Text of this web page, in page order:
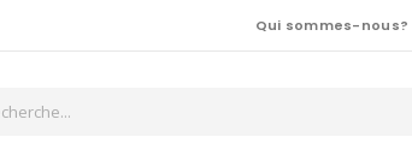
Qui sommes-nous?